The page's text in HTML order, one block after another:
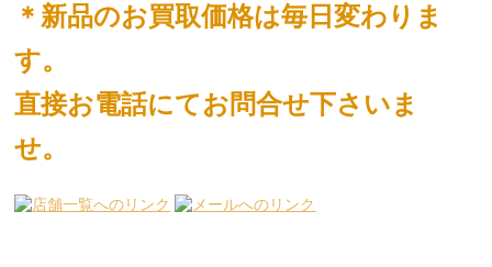
＊新品のお買取価格は毎日変わりま
す。
直接お電話にてお問合せ下さいま
せ。